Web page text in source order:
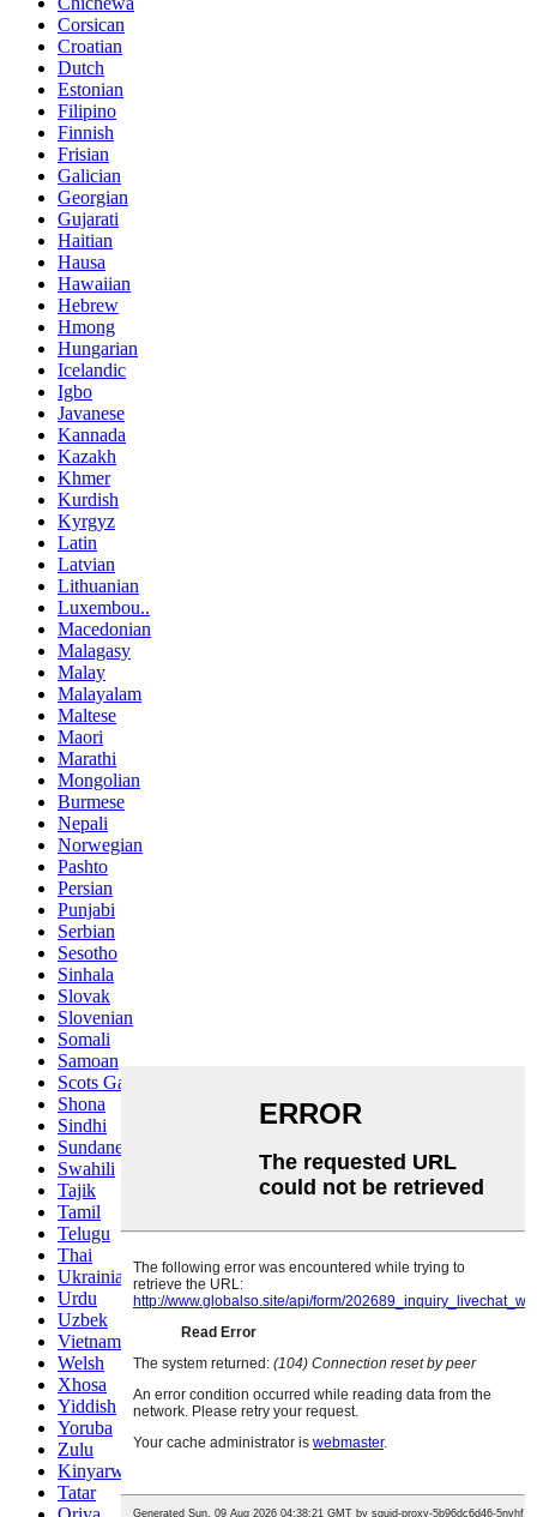
Corsican
Croatian
Dutch
Estonian
Filipino
Finnish
Frisian
Galician
Georgian
Gujarati
Haitian
Hausa
Hawaiian
Hebrew
Hmong
Hungarian
Icelandic
Igbo
Javanese
Kannada
Kazakh
Khmer
Kurdish
Kyrgyz
Latin
Latvian
Lithuanian
Luxembou..
Macedonian
Malagasy
Malay
Malayalam
Maltese
Maori
Marathi
Mongolian
Burmese
Nepali
Norwegian
Pashto
Persian
Punjabi
Serbian
Sesotho
Sinhala
Slovak
Slovenian
Somali
Samoan
Scots Gaelic
Shona
Sindhi
Sundanese
Swahili
Tajik
Tamil
Telugu
Thai
Ukrainian
Urdu
Uzbek
Vietnamese
Welsh
Xhosa
Yiddish
Yoruba
Zulu
Kinyarwanda
Tatar